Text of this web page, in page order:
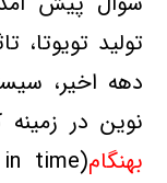
توليد تويوتا،
دهه اخير،
نوين در
بهنگام(JIT: just in time) ،